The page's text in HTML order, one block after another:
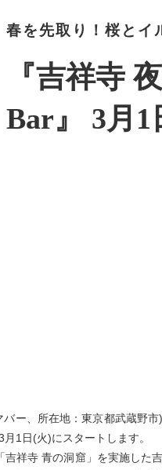
春を先取り！桜とイ
『吉祥寺
Bar』 3月1
ー、所在地：東京都武蔵野
1日(火)にスタートします。
祥寺 青の洞窟」を実施した